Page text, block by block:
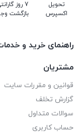
تحویل
اکسپرس
7 روز
بازگشت
راهنمای خرید و
مشتریان
قوانین و مقررات سایت
گزارش تخلف
سوالات متداول
حساب کاربری